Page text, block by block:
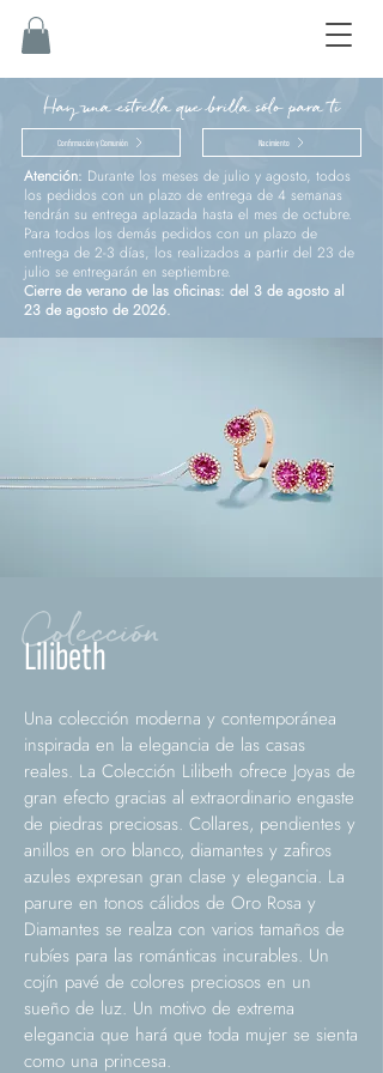
Hay una estrella que brilla sólo para ti
Confirmación y Comunión Nacimiento
Atención: Durante los meses de julio y agosto, todos
los pedidos con un plazo de entrega de 4 semanas
tendrán su entrega aplazada hasta el mes de octubre.
Para todos los demás pedidos con un plazo de
entrega de 2-3 días, los realizados a partir del 23 de
julio se entregarán en septiembre.
Cierre de verano de las oficinas: del 3 de agosto al
23 de agosto de 2026.
Colección
Lilibeth
Una colección moderna y contemporánea
inspirada en la elegancia de las casas
reales. La Colección Lilibeth ofrece Joyas de
gran efecto gracias al extraordinario engaste
de piedras preciosas. Collares, pendientes y
anillos en oro blanco, diamantes y zafiros
azules expresan gran clase y elegancia. La
parure en tonos cálidos de Oro Rosa y
Diamantes se realza con varios tamaños de
rubíes para las románticas incurables. Un
cojín pavé de colores preciosos en un
sueño de luz. Un motivo de extrema
elegancia que hará que toda mujer se sienta
como una princesa.